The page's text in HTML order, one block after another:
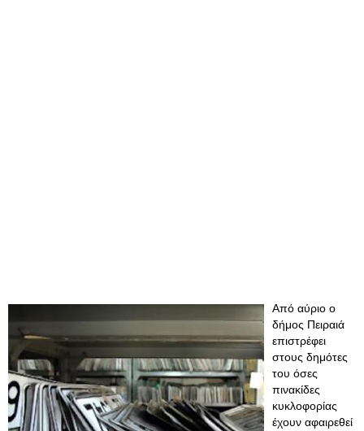
Από αύριο ο
δήμος Πειραιά
επιστρέφει
στους δημότες
του όσες
πινακίδες
κυκλοφορίας
έχουν αφαιρεθεί